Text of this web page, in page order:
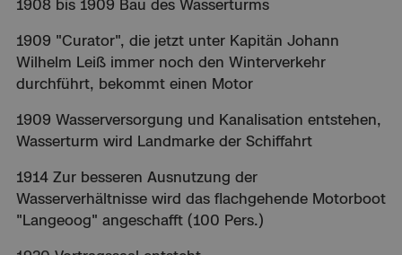
1908 bis 1909 Bau des Wasserturms
1909 "Curator", die jetzt unter Kapitän Johann
Wilhelm Leiß immer noch den Winterverkehr
durchführt, bekommt einen Motor
1909 Wasserversorgung und Kanalisation entstehen,
Wasserturm wird Landmarke der Schiffahrt
1914 Zur besseren Ausnutzung der
Wasserverhältnisse wird das flachgehende Motorboot
"Langeoog" angeschafft (100 Pers.)